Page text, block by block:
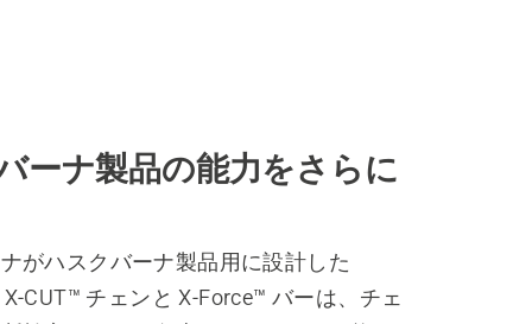
ーナ製品の能力をさらに
がハスクバーナ製品用に設計した
CUT™ チェンと X-Force™ バーは、チェ